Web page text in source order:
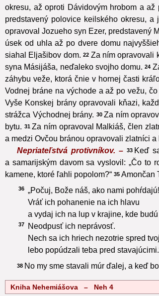
okresu, až oproti Dávidovým hrobom a
predstavený polovice keilského okresu, a
opravoval Jozueho syn Ezer, predstavený
úsek od uhla až po dvere domu
siahal Eljašibov dom. 22 Za ním opravovali
syna Másijáša, neďaleko svojho domu. 24
záhybu veže, ktorá čnie v hornej časti
Vodnej bráne na východe a až po vežu,
Vyše Konskej brány opravovali kňazi,
strážca Východnej brány. 30 Za ním
bytu. 31 Za ním opravoval Malkiáš, člen
a medzi Ovčou bránou opravovali zlatníci a
Nepriateľstvá protivníkov. –33 Keď
a samarijským davom sa vyslovil: „Čo to
kamene, ktoré ľahli popolom?“ 35 Amončan
36
„Počuj, Bože náš, ako nami pohŕdajú!
Vráť ich pohanenie na ich hlavu
a vydaj ich na lup v krajine, kde
37
Neodpusť ich neprávosť.
Nech sa ich hriech nezotrie spred
lebo popúdzali teba pred
38 No my sme stavali múr ďalej, a keď
Kniha Nehemiášova – Neh 4